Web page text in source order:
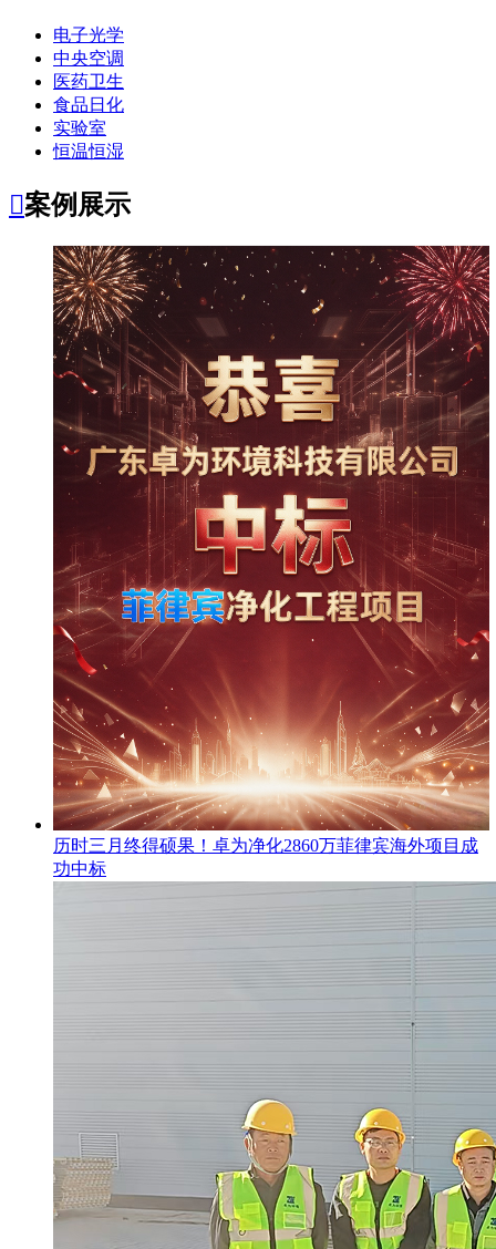
电子光学
中央空调
医药卫生
食品日化
实验室
恒温恒湿
案例展示
​历时三月终得硕果！卓为净化2860万菲律宾海外项目成
功中标